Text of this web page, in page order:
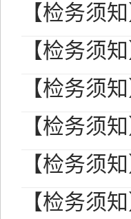
【检务须
【检务须
【检务须
【检务须
【检务须
【检务须